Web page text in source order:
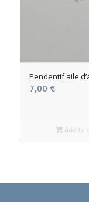
Pendentif aile
7,00 €
Add to